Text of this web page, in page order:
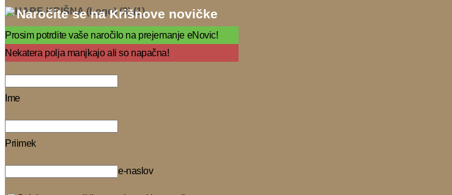
Naročite se na Krišnove novičke
Prosim potrdite vaše naročilo na prejemanje eNovic!
Nekatera polja manjkajo ali so napačna!
Ime
Priimek
e-naslov